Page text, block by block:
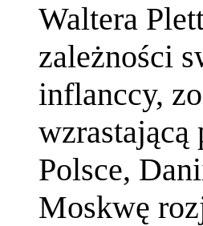
Waltera
zależności
inflanccy,
Polsce,
Moskwę